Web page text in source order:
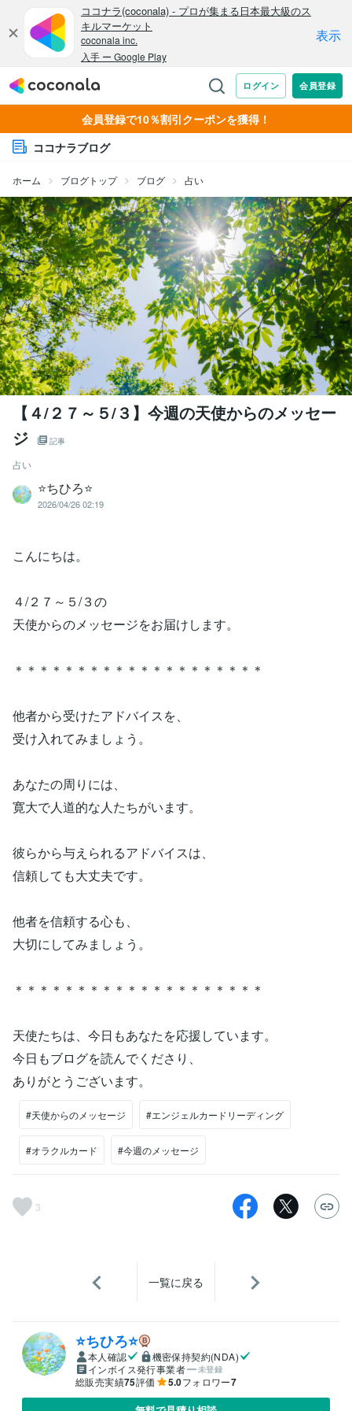
会員登録で10％割引クーポンを獲得！
ココナラブログ
ホーム ブログトップ ブログ 占い
【４/２７～５/３】今週の天使からのメッセー
ジ
記事
占い
⭐️ちひろ⭐️
2026/04/26 02:19
こんにちは。
４/２７～５/３の
天使からのメッセージをお届けします。
＊＊＊＊＊＊＊＊＊＊＊＊＊＊＊＊＊＊＊＊
他者から受けたアドバイスを、
受け入れてみましょう。
あなたの周りには、
寛大で人道的な人たちがいます。
彼らから与えられるアドバイスは、
信頼しても大丈夫です。
他者を信頼する心も、
大切にしてみましょう。
＊＊＊＊＊＊＊＊＊＊＊＊＊＊＊＊＊＊＊＊
天使たちは、今日もあなたを応援しています。
今日もブログを読んでくださり、
ありがとうございます。
#天使からのメッセージ #エンジェルカードリーディング
#オラクルカード #今週のメッセージ
3
一覧に戻る
⭐️ちひろ⭐️
本人確認
機密保持契約(NDA)
インボイス発行事業者
未登録
総販売実績75評価 5.0フォロワー7